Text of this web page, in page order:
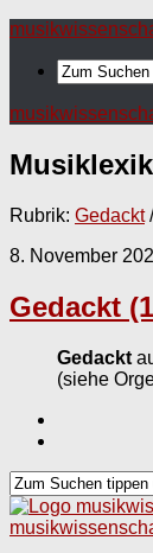
Rubrik: Gedackt
8. November
Gedackt
Gedackt
(siehe